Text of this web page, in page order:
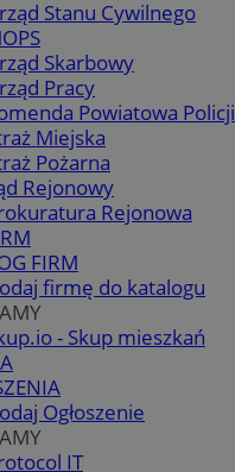
Stanu Cywilnego
Skarbowy
Pracy
Powiatowa Policji
Miejska
Pożarna
Rejonowy
Rejonowa
FIRM
firmę do katalogu
- Skup mieszkań
Ogłoszenie
IT